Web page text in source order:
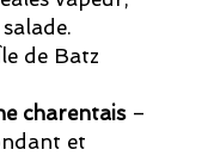
de Batz
charentais–
et